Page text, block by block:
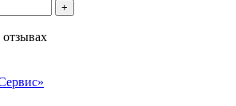
+
отзывах